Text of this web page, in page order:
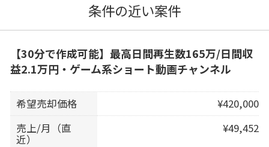
条件の近い案件
【30分で作成可能】最高日間再生数165万/日間収
益2.1万円・ゲーム系ショート動画チャンネル
希望売却価格
¥420,000
売上/月（直
近）
¥49,452